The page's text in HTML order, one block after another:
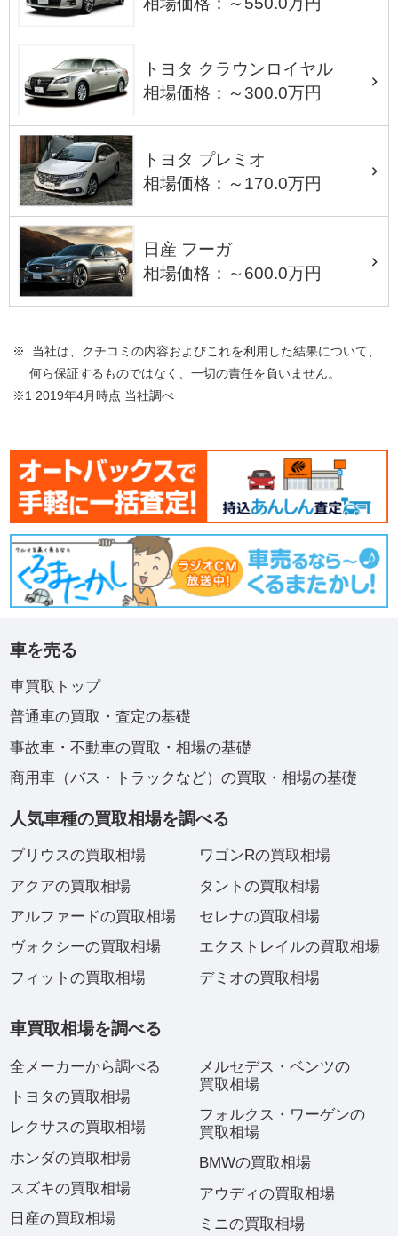
トヨタ クラウンロイヤル
相場価格：～300.0万円
トヨタ プレミオ
相場価格：～170.0万円
日産 フーガ
相場価格：～600.0万円
※ 当社は、クチコミの内容およびこれを利用した結果について、
何ら保証するものではなく、一切の責任を負いません。
※1 2019年4月時点 当社調べ
車を売る
車買取トップ
普通車の買取・査定の基礎
事故車・不動車の買取・相場の基礎
商用車（バス・トラックなど）の買取・相場の基礎
人気車種の買取相場を調べる
プリウスの買取相場
アクアの買取相場
アルファードの買取相場
ヴォクシーの買取相場
フィットの買取相場
ワゴンRの買取相場
タントの買取相場
セレナの買取相場
エクストレイルの買取相場
デミオの買取相場
車買取相場を調べる
全メーカーから調べる
トヨタの買取相場
レクサスの買取相場
ホンダの買取相場
スズキの買取相場
日産の買取相場
メルセデス・ベンツの
買取相場
フォルクス・ワーゲンの
買取相場
BMWの買取相場
アウディの買取相場
ミニの買取相場